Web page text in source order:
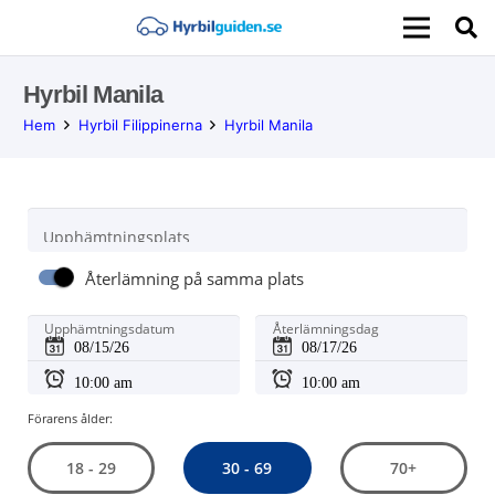
Hyrbil Manila
Hem Hyrbil Filippinerna Hyrbil Manila
Upphämtningsplats
Återlämning på samma plats
Upphämtningsdatum Återlämningsdag
Förarens ålder:
18 - 29 30 - 69 70+